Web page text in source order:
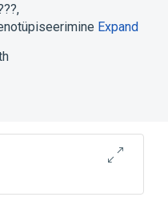
,
Expand